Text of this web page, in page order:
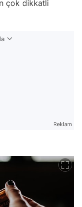
çok dikkatli
Reklam